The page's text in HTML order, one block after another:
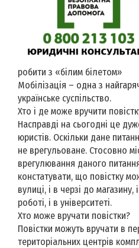
робити з «білим білетом»
Мобілізація – одна з
українське суспільство.
Хто і де може вручити
Насправді на сьогодні це
юристів. Оскільки дане
не врегульоване. Стосовно
врегулювання даного
констатувати, що повістку
вулиці, і в черзі до
роботі, і в університеті.
Хто може вручати повістки?
Повістки можуть вручати в
територіальних центрів